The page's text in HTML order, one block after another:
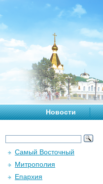
Новости
Самый Восточный
Митрополия
Епархия